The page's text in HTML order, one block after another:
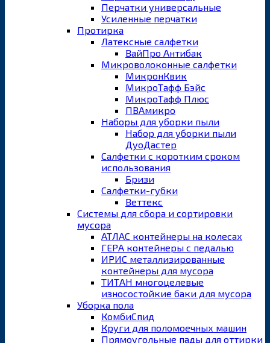
Перчатки универсальные
Усиленные перчатки
Протирка
Латексные салфетки
ВайПро Антибак
Микроволоконные салфетки
МикронКвик
МикроТафф Бэйс
МикроТафф Плюс
ПВАмикро
Наборы для уборки пыли
Набор для уборки пыли
ДуоДастер
Салфетки с коротким сроком
использования
Бризи
Салфетки-губки
Веттекс
Системы для сбора и сортировки
мусора
АТЛАС контейнеры на колесах
ГЕРА контейнеры с педалью
ИРИС металлизированные
контейнеры для мусора
ТИТАН многоцелевые
износостойкие баки для мусора
Уборка пола
КомбиСпид
Круги для поломоечных машин
Прямоугольные пады для оттирки